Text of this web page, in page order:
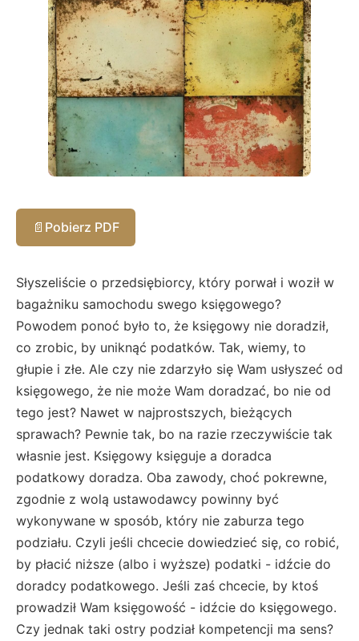
📄 Pobierz PDF
Słyszeliście o przedsiębiorcy, który porwał i woził w
bagażniku samochodu swego księgowego?
Powodem ponoć było to, że księgowy nie doradził,
co zrobic, by uniknąć podatków. Tak, wiemy, to
głupie i złe. Ale czy nie zdarzyło się Wam usłyszeć od
księgowego, że nie może Wam doradzać, bo nie od
tego jest? Nawet w najprostszych, bieżących
sprawach? Pewnie tak, bo na razie rzeczywiście tak
własnie jest. Księgowy księguje a doradca
podatkowy doradza. Oba zawody, choć pokrewne,
zgodnie z wolą ustawodawcy powinny być
wykonywane w sposób, który nie zaburza tego
podziału. Czyli jeśli chcecie dowiedzieć się, co robić,
by płacić niższe (albo i wyższe) podatki - idźcie do
doradcy podatkowego. Jeśli zaś chcecie, by ktoś
prowadził Wam księgowość - idźcie do księgowego.
Czy jednak taki ostry podział kompetencji ma sens?